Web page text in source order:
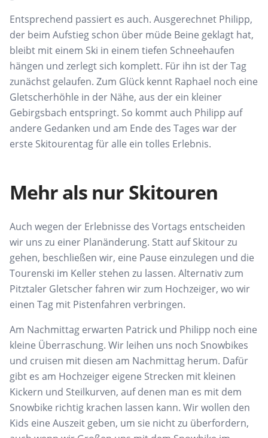
Entsprechend passiert es auch. Ausgerechnet Philipp,
der beim Aufstieg schon über müde Beine geklagt hat,
bleibt mit einem Ski in einem tiefen Schneehaufen
hängen und zerlegt sich komplett. Für ihn ist der Tag
zunächst gelaufen. Zum Glück kennt Raphael noch eine
Gletscherhöhle in der Nähe, aus der ein kleiner
Gebirgsbach entspringt. So kommt auch Philipp auf
andere Gedanken und am Ende des Tages war der
erste Skitourentag für alle ein tolles Erlebnis.
Mehr als nur Skitouren
Auch wegen der Erlebnisse des Vortags entscheiden
wir uns zu einer Planänderung. Statt auf Skitour zu
gehen, beschließen wir, eine Pause einzulegen und die
Tourenski im Keller stehen zu lassen. Alternativ zum
Pitztaler Gletscher fahren wir zum Hochzeiger, wo wir
einen Tag mit Pistenfahren verbringen.
Am Nachmittag erwarten Patrick und Philipp noch eine
kleine Überraschung. Wir leihen uns noch Snowbikes
und cruisen mit diesen am Nachmittag herum. Dafür
gibt es am Hochzeiger eigene Strecken mit kleinen
Kickern und Steilkurven, auf denen man es mit dem
Snowbike richtig krachen lassen kann. Wir wollen den
Kids eine Auszeit geben, um sie nicht zu überfordern,